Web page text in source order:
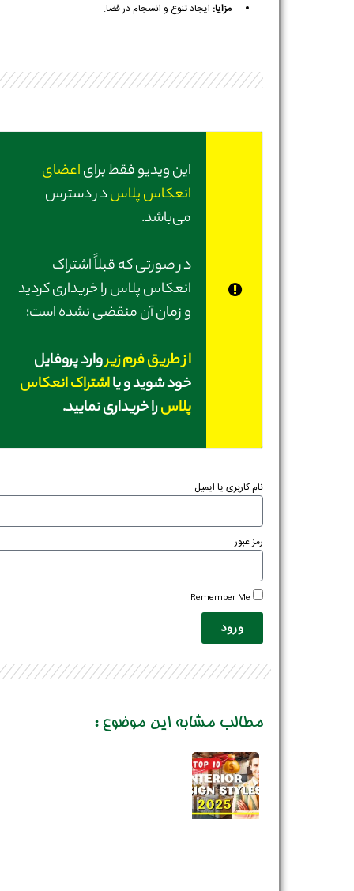
مزایا: ایجاد تنوع و انسجام در فضا.
این ویدیو فقط برایاعضای
انعکاس پلاسدر دسترس
می‌باشد.
در صورتی‌ که قبلاً اشتراک
انعکاس پلاس را خریداری کردید
و زمان آن منقضی نشده است؛
از طریق فرم زیروارد پروفایل
خود شوید و یااشتراک انعکاس
پلاسرا خریداری نمایید.
نام کاربری یا ایمیل
رمز عبور
Remember Me
ورود
مطالب مشابه این موضوع :